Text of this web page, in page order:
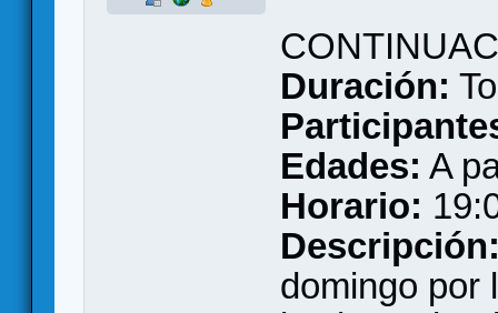
Duración:
Edades: A
Horario:
domingo por